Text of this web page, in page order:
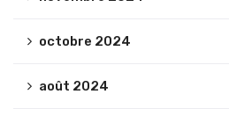
octobre 2024
août 2024